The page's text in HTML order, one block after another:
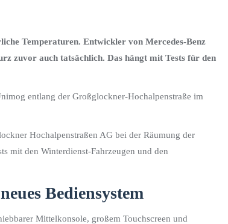
Temperaturen. Entwickler von Mercedes-Benz
zuvor auch tatsächlich. Das hängt mit Tests für den
entlang der Großglockner-Hochalpenstraße im
Hochalpenstraßen AG bei der Räumung der
mit den Winterdienst-Fahrzeugen und den
Bediensystem
Mittelkonsole, großem Touchscreen und